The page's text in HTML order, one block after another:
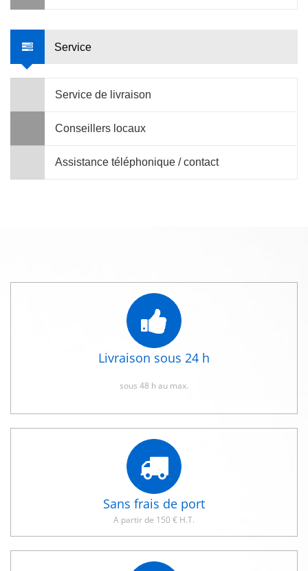
Service
Service de livraison
Conseillers locaux
Assistance téléphonique / contact
Livraison sous 24 h
sous 48 h au max.
Sans frais de port
A partir de 150 € H.T.